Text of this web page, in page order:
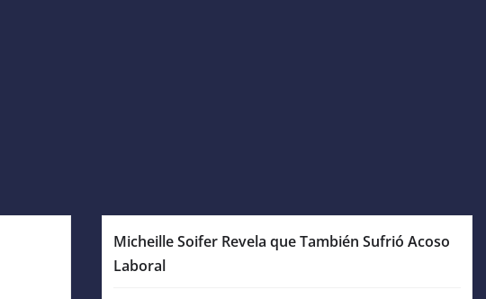
Micheille Soifer Revela que También Sufrió Acoso
Laboral